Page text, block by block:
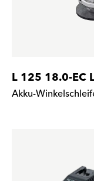
L 125 18.0-EC
Akku-